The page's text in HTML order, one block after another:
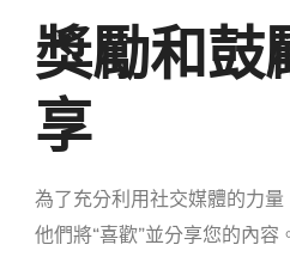
獎勵和
享
為了充分利用社交媒體的力量
他們將“喜歡”並分享您的內